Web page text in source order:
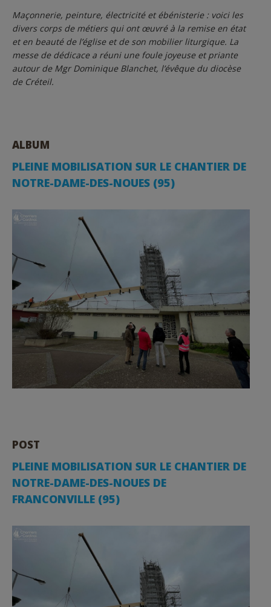
Maçonnerie, peinture, électricité et ébénisterie : voici les
divers corps de métiers qui ont œuvré à la remise en état
et en beauté de l’église et de son mobilier liturgique. La
messe de dédicace a réuni une foule joyeuse et priante
autour de Mgr Dominique Blanchet, l’évêque du diocèse
de Créteil.
ALBUM
PLEINE MOBILISATION SUR LE CHANTIER DE
NOTRE-DAME-DES-NOUES (95)
POST
PLEINE MOBILISATION SUR LE CHANTIER DE
NOTRE-DAME-DES-NOUES DE
FRANCONVILLE (95)